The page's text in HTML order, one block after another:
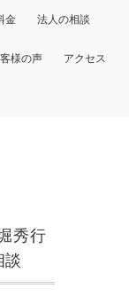
金 法人の相談
様の声 アクセス
秀行
談